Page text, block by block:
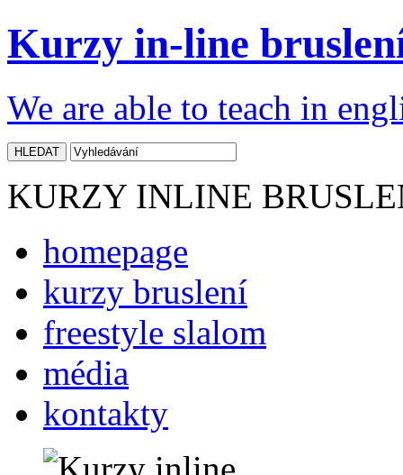
Kurzy in-line
We are able to teach in
KURZY INLINE
homepage
kurzy bruslení
freestyle slalom
média
kontakty